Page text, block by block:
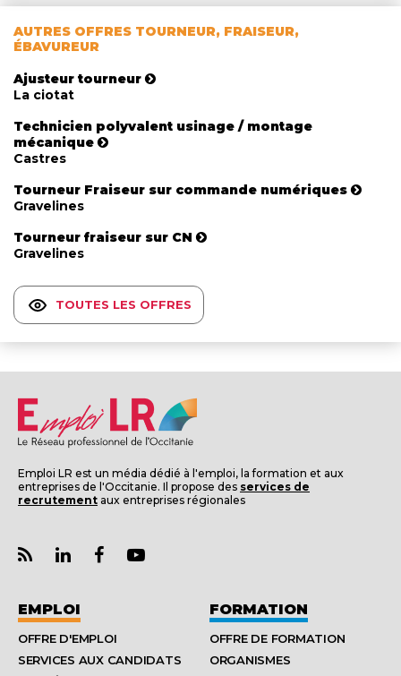
AUTRES OFFRES TOURNEUR, FRAISEUR,
ÉBAVUREUR
Ajusteur tourneur
La ciotat
Technicien polyvalent usinage / montage
mécanique
Castres
Tourneur Fraiseur sur commande numériques
Gravelines
Tourneur fraiseur sur CN
Gravelines
TOUTES LES OFFRES
Emploi LR est un média dédié à l'emploi, la formation et aux
entreprises de l'Occitanie. Il propose des services de
recrutement aux entreprises régionales
EMPLOI
OFFRE D'EMPLOI
SERVICES AUX CANDIDATS
FORMATION
OFFRE DE FORMATION
ORGANISMES